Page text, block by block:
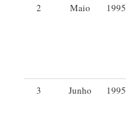
2
Maio 1995
3
Junho 1995